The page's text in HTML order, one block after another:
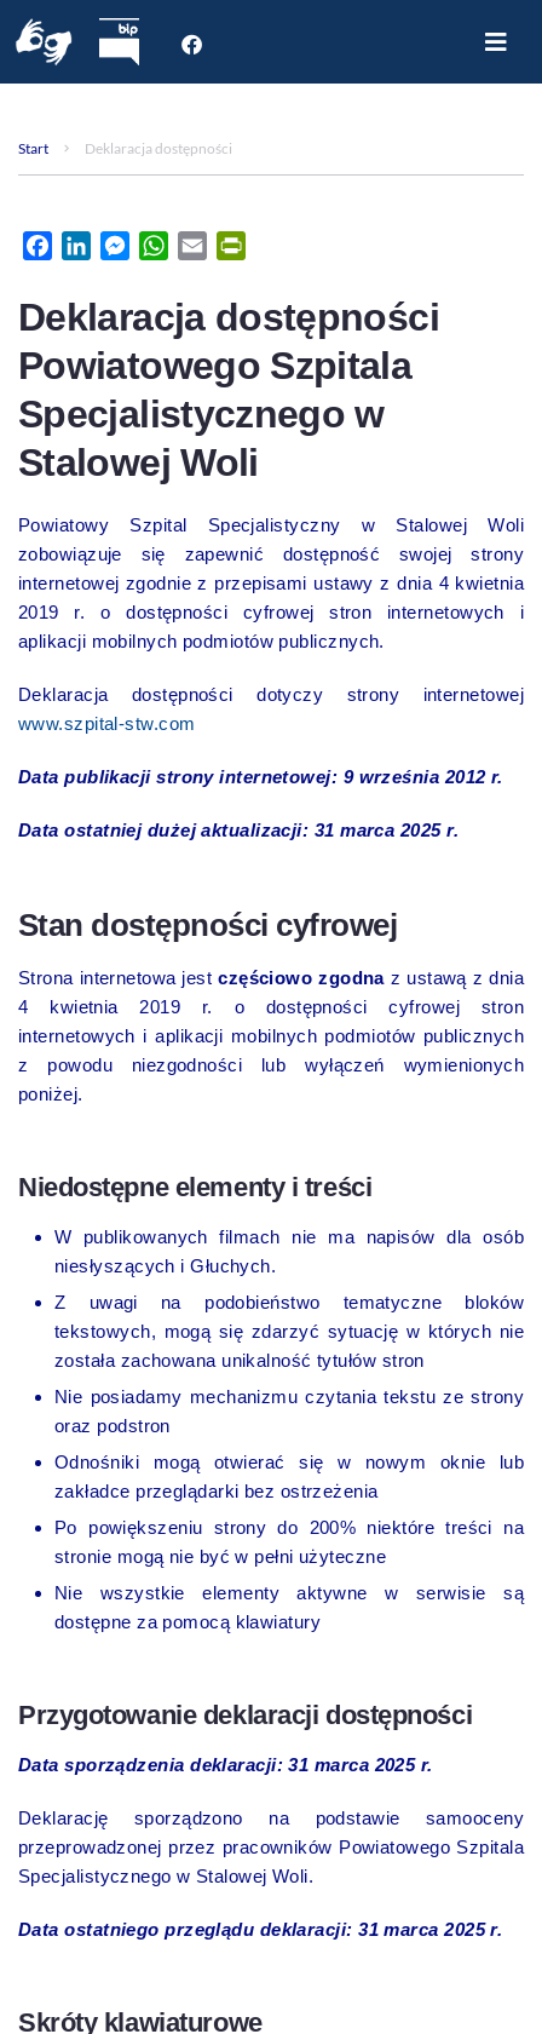
Poradnie
Aktualności
Kontakt
Start Deklaracja dostępności
FacebookLinkedInMessenger
WhatsApp
Email
Deklaracja dostępności
Powiatowego Szpitala
Specjalistycznego w
Stalowej Woli
Powiatowy Szpital Specjalistyczny w Stalowej Woli
zobowiązuje się zapewnić dostępność swojej strony
internetowej zgodnie z przepisami ustawy z dnia 4 kwietnia
2019 r. o dostępności cyfrowej stron internetowych i
aplikacji mobilnych podmiotów publicznych.
Deklaracja dostępności dotyczy strony internetowej
www.szpital-stw.com
Data publikacji strony internetowej: 9 września 2012 r.
Data ostatniej dużej aktualizacji: 31 marca 2025 r.
Stan dostępności cyfrowej
Strona internetowa jestczęściowo zgodnaz ustawą z dnia
4 kwietnia 2019 r. o dostępności cyfrowej stron
internetowych i aplikacji mobilnych podmiotów publicznych
z powodu niezgodności lub wyłączeń wymienionych
poniżej.
Niedostępne elementy i treści
W publikowanych filmach nie ma napisów dla osób
niesłyszących i Głuchych.
Z uwagi na podobieństwo tematyczne bloków
tekstowych, mogą się zdarzyć sytuację w których nie
została zachowana unikalność tytułów stron
Nie posiadamy mechanizmu czytania tekstu ze strony
oraz podstron
Odnośniki mogą otwierać się w nowym oknie lub
zakładce przeglądarki bez ostrzeżenia
Po powiększeniu strony do 200% niektóre treści na
stronie mogą nie być w pełni użyteczne
Nie wszystkie elementy aktywne w serwisie są
dostępne za pomocą klawiatury
Przygotowanie deklaracji dostępności
Data sporządzenia deklaracji: 31 marca 2025 r.
Deklarację sporządzono na podstawie samooceny
przeprowadzonej przez pracowników Powiatowego Szpitala
Specjalistycznego w Stalowej Woli.
Data ostatniego przeglądu deklaracji: 31 marca 2025 r.
Skróty klawiaturowe